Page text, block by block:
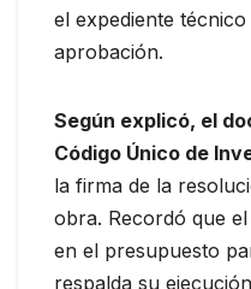
el expediente
aprobación.
Según explicó, el
Código Único de
la firma de la
obra. Recordó que
en el presupuesto
respalda su